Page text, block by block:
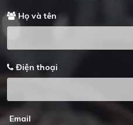
Họ và tên
Điện thoại
Email